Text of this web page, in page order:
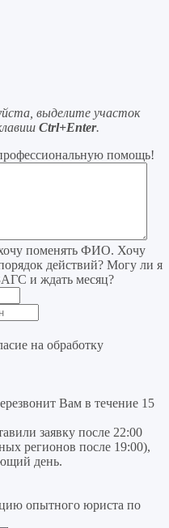
выделите участок
Ctrl+Enter.
помощь!
поменять ФИО. Хочу
действий? Могу ли я
и ждать месяц?
на обработку
Вам в течение 15
заявку после 22:00
регионов после 19:00),
день.
опытного юриста по